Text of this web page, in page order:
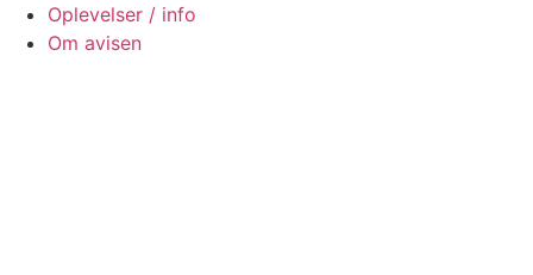
Oplevelser / info
Om avisen